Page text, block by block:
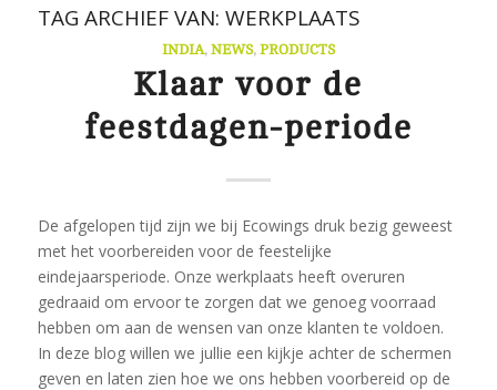
TAG ARCHIEF VAN: WERKPLAATS
INDIA, NEWS, PRODUCTS
Klaar voor de
feestdagen-periode
De afgelopen tijd zijn we bij Ecowings druk bezig geweest
met het voorbereiden voor de feestelijke
eindejaarsperiode. Onze werkplaats heeft overuren
gedraaid om ervoor te zorgen dat we genoeg voorraad
hebben om aan de wensen van onze klanten te voldoen.
In deze blog willen we jullie een kijkje achter de schermen
geven en laten zien hoe we ons hebben voorbereid op de